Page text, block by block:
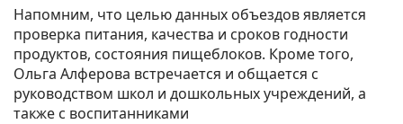
Напомним, что целью данных объездов является
проверка питания, качества и сроков годности
продуктов, состояния пищеблоков. Кроме того,
Ольга Алферова встречается и общается с
руководством школ и дошкольных учреждений, а
также с воспитанниками